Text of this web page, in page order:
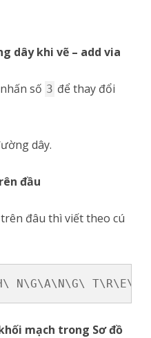
dây khi vẽ – add via
số 3 để thay đổi
dây.
đầu
đâu thì viết theo cú
mạch trong Sơ đồ